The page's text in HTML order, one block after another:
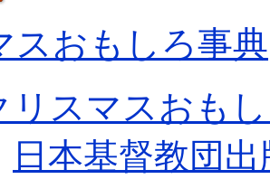
スおもしろ事典
リスマスおも
日本基督教団